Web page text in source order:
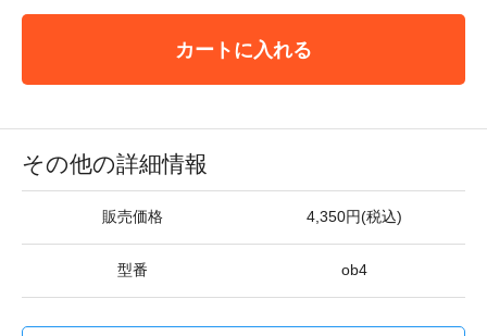
カートに入れる
その他の詳細情報
販売価格 4,350円(税込)
型番 ob4